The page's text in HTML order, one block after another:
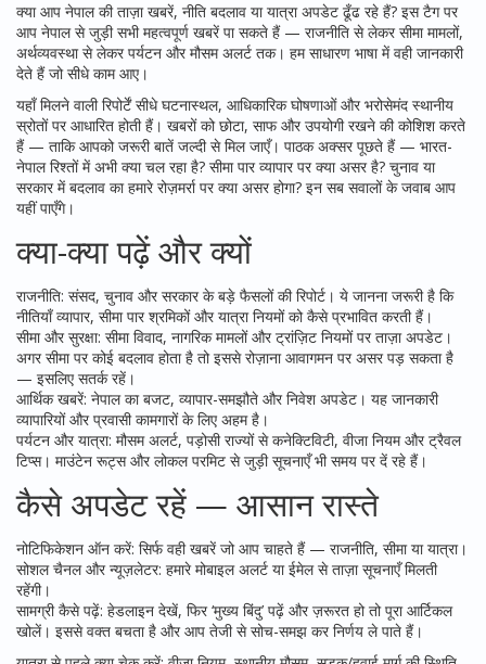
क्या आप नेपाल की ताज़ा खबरें, नीति बदलाव या यात्रा अपडेट ढूँढ रहे हैं? इस टैग पर
आप नेपाल से जुड़ी सभी महत्वपूर्ण खबरें पा सकते हैं — राजनीति से लेकर सीमा मामलों,
अर्थव्यवस्था से लेकर पर्यटन और मौसम अलर्ट तक। हम साधारण भाषा में वही जानकारी
देते हैं जो सीधे काम आए।
यहाँ मिलने वाली रिपोर्टें सीधे घटनास्थल, आधिकारिक घोषणाओं और भरोसेमंद स्थानीय
स्रोतों पर आधारित होती हैं। खबरों को छोटा, साफ और उपयोगी रखने की कोशिश करते
हैं — ताकि आपको जरूरी बातें जल्दी से मिल जाएँ। पाठक अक्सर पूछते हैं — भारत-
नेपाल रिश्तों में अभी क्या चल रहा है? सीमा पार व्यापार पर क्या असर है? चुनाव या
सरकार में बदलाव का हमारे रोज़मर्रा पर क्या असर होगा? इन सब सवालों के जवाब आप
यहीं पाएँगे।
क्या-क्या पढ़ें और क्यों
राजनीति: संसद, चुनाव और सरकार के बड़े फैसलों की रिपोर्ट। ये जानना जरूरी है कि
नीतियाँ व्यापार, सीमा पार श्रमिकों और यात्रा नियमों को कैसे प्रभावित करती हैं।
सीमा और सुरक्षा: सीमा विवाद, नागरिक मामलों और ट्रांज़िट नियमों पर ताज़ा अपडेट।
अगर सीमा पर कोई बदलाव होता है तो इससे रोज़ाना आवागमन पर असर पड़ सकता है
— इसलिए सतर्क रहें।
आर्थिक खबरें: नेपाल का बजट, व्यापार-समझौते और निवेश अपडेट। यह जानकारी
व्यापारियों और प्रवासी कामगारों के लिए अहम है।
पर्यटन और यात्रा: मौसम अलर्ट, पड़ोसी राज्यों से कनेक्टिविटी, वीजा नियम और ट्रैवल
टिप्स। माउंटेन रूट्स और लोकल परमिट से जुड़ी सूचनाएँ भी समय पर दें रहे हैं।
कैसे अपडेट रहें — आसान रास्ते
नोटिफिकेशन ऑन करें: सिर्फ वही खबरें जो आप चाहते हैं — राजनीति, सीमा या यात्रा।
सोशल चैनल और न्यूज़लेटर: हमारे मोबाइल अलर्ट या ईमेल से ताज़ा सूचनाएँ मिलती
रहेंगी।
सामग्री कैसे पढ़ें: हेडलाइन देखें, फिर ‘मुख्य बिंदु’ पढ़ें और ज़रूरत हो तो पूरा आर्टिकल
खोलें। इससे वक्त बचता है और आप तेजी से सोच-समझ कर निर्णय ले पाते हैं।